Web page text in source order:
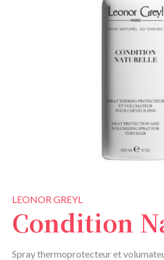
LEONOR GREYL
Condition
Spray thermoprotecteur et